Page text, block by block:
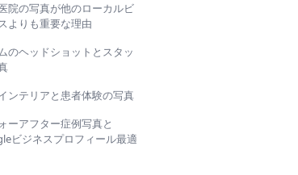
院の写真が他のローカルビ
よりも重要な理由
のヘッドショットとスタッ
ンテリアと患者体験の写真
ーアフター症例写真と
ビジネスプロフィール最適